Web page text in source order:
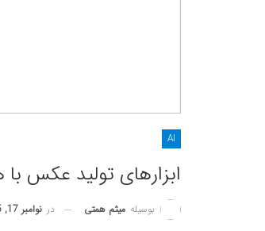
AI
ابزارهای تولید عکس
بوسیله میثم همتی در نوامبر 17, 2025